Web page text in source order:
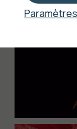
Paramètres